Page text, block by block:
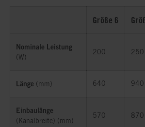
Größe 6
Nominale Leistung
(W)
200 250
Länge (mm) 640 940
Einbaulänge
(Kanalbreite) (mm)
570 870
Größe 6
Nominale Leistung
(W)
200 250
Länge (mm) 640 940
Einbaulänge
(Kanalbreite) (mm)
570 870